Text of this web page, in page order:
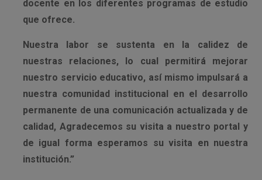
docente en los diferentes programas de estudio
que ofrece.
Nuestra labor se sustenta en la calidez de
nuestras relaciones, lo cual permitirá mejorar
nuestro servicio educativo, así mismo impulsará a
nuestra comunidad institucional en el desarrollo
permanente de una comunicación actualizada y de
calidad, Agradecemos su visita a nuestro portal y
de igual forma esperamos su visita en nuestra
institución.”